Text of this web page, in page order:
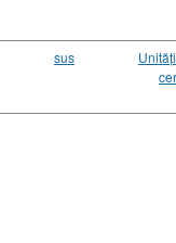
sus